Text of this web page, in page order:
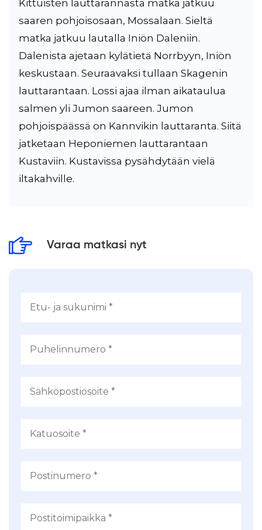
Kittuisten lauttarannasta matka jatkuu
saaren pohjoisosaan, Mossalaan. Sieltä
matka jatkuu lautalla Iniön Daleniin.
Dalenista ajetaan kylätietä Norrbyyn, Iniön
keskustaan. Seuraavaksi tullaan Skagenin
lauttarantaan. Lossi ajaa ilman aikataulua
salmen yli Jumon saareen. Jumon
pohjoispäässä on Kannvikin lauttaranta. Siitä
jatketaan Heponiemen lauttarantaan
Kustaviin. Kustavissa pysähdytään vielä
iltakahville.
Varaa matkasi nyt